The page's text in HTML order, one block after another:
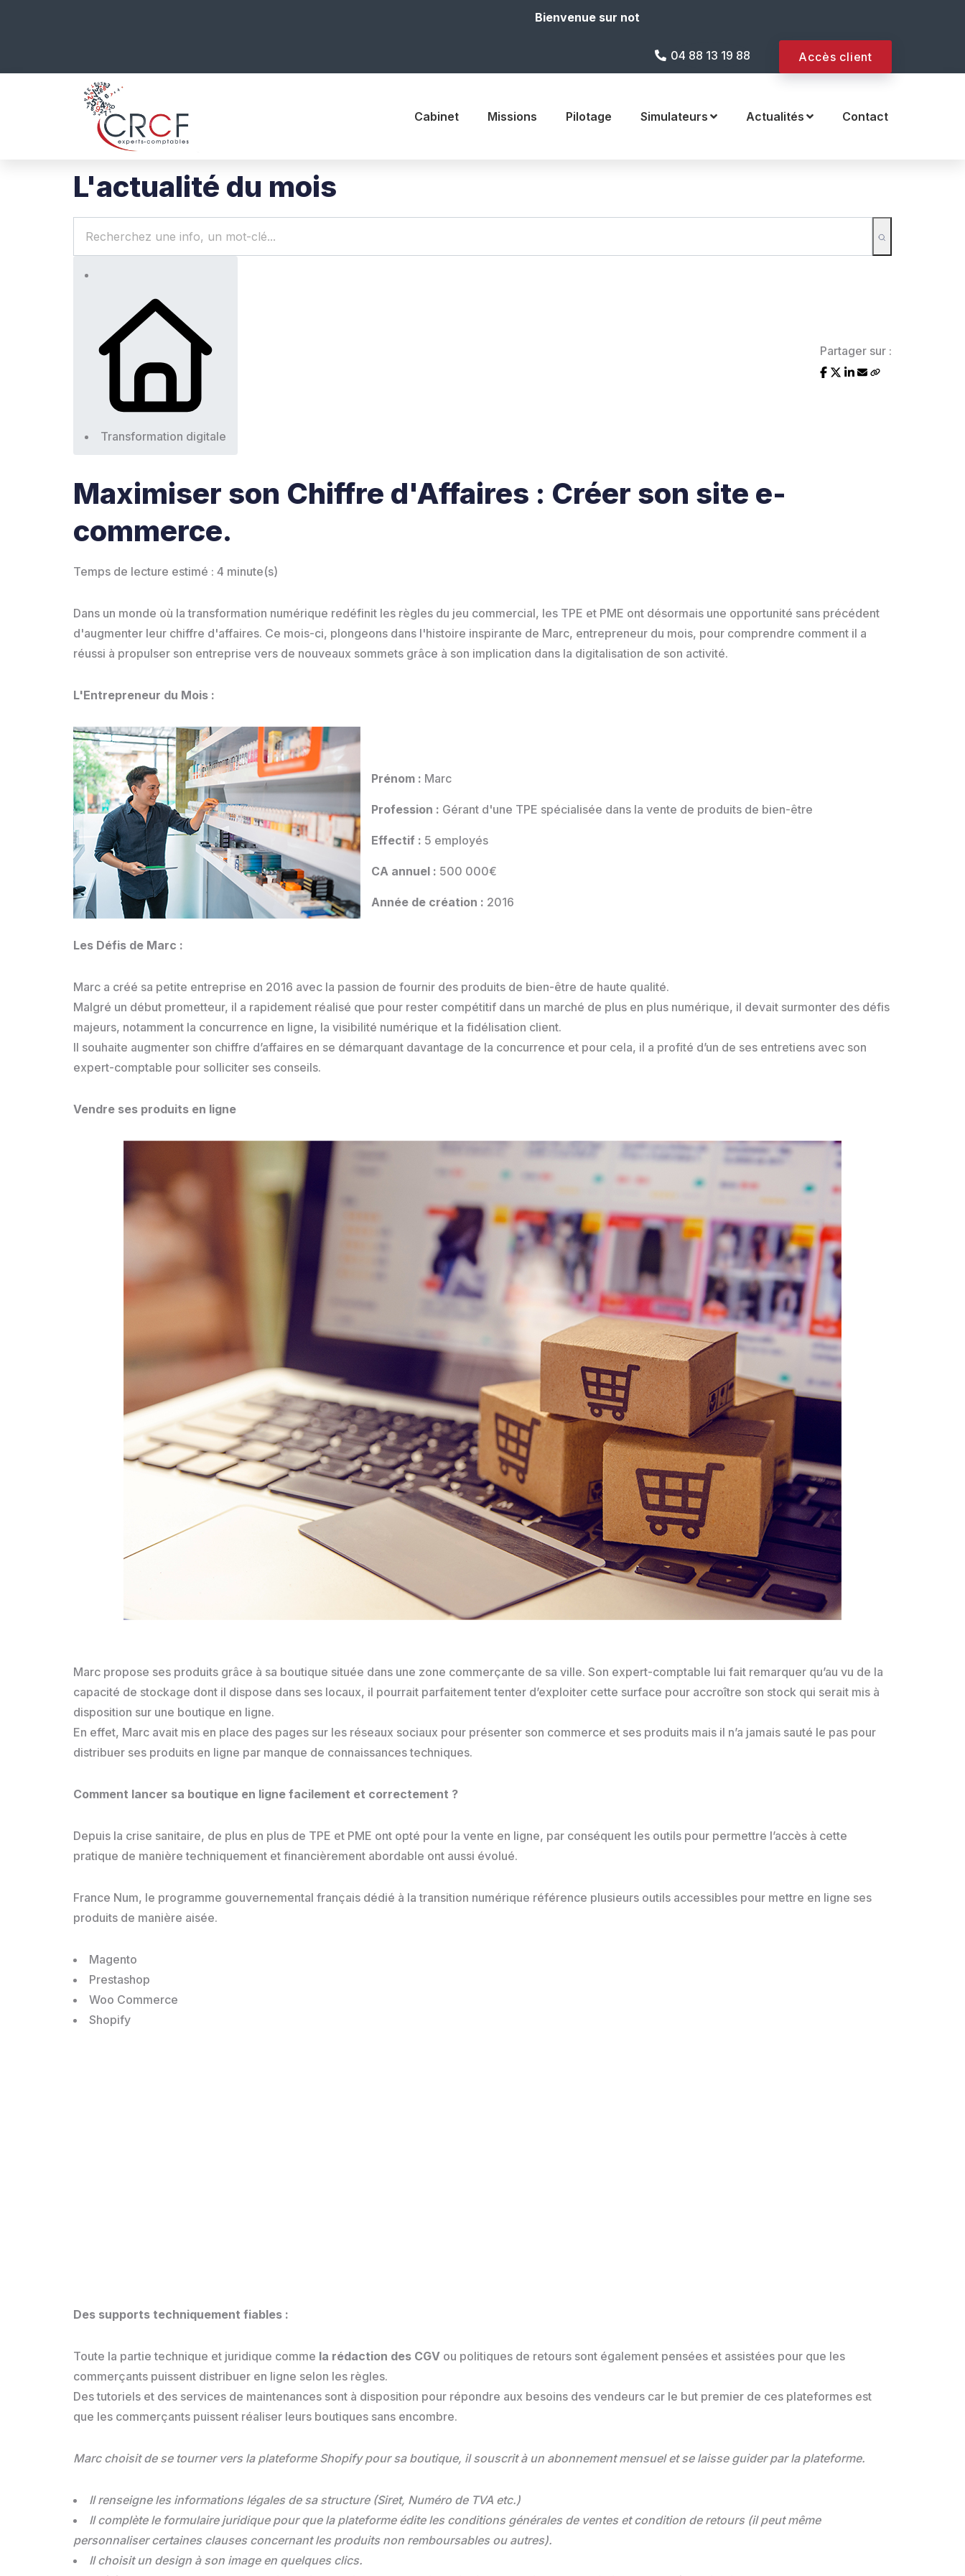
Bienvenue sur notre site internet !
04 88 13 19 88 Accès client
Cabinet Missions Pilotage Simulateurs Actualités Contact
L'actualité du mois
Transformation digitale
Partager sur :
Maximiser son Chiffre d'Affaires : Créer son site e-
commerce.
Temps de lecture estimé : 4 minute(s)
Dans un monde où la transformation numérique redéfinit les règles du jeu commercial, les TPE et PME ont désormais une opportunité sans précédent
d'augmenter leur chiffre d'affaires. Ce mois-ci, plongeons dans l'histoire inspirante de Marc, entrepreneur du mois, pour comprendre comment il a
réussi à propulser son entreprise vers de nouveaux sommets grâce à son implication dans la digitalisation de son activité.
L'Entrepreneur du Mois :
Prénom : Marc
Profession : Gérant d'une TPE spécialisée dans la vente de produits de bien-être
Effectif : 5 employés
CA annuel : 500 000€
Année de création : 2016
Les Défis de Marc :
Marc a créé sa petite entreprise en 2016 avec la passion de fournir des produits de bien-être de haute qualité.
Malgré un début prometteur, il a rapidement réalisé que pour rester compétitif dans un marché de plus en plus numérique, il devait surmonter des défis
majeurs, notamment la concurrence en ligne, la visibilité numérique et la fidélisation client.
Il souhaite augmenter son chiffre d’affaires en se démarquant davantage de la concurrence et pour cela, il a profité d’un de ses entretiens avec son
expert-comptable pour solliciter ses conseils.
Vendre ses produits en ligne
Marc propose ses produits grâce à sa boutique située dans une zone commerçante de sa ville. Son expert-comptable lui fait remarquer qu’au vu de la
capacité de stockage dont il dispose dans ses locaux, il pourrait parfaitement tenter d’exploiter cette surface pour accroître son stock qui serait mis à
disposition sur une boutique en ligne.
En effet, Marc avait mis en place des pages sur les réseaux sociaux pour présenter son commerce et ses produits mais il n’a jamais sauté le pas pour
distribuer ses produits en ligne par manque de connaissances techniques.
Comment lancer sa boutique en ligne facilement et correctement ?
Depuis la crise sanitaire, de plus en plus de TPE et PME ont opté pour la vente en ligne, par conséquent les outils pour permettre l’accès à cette
pratique de manière techniquement et financièrement abordable ont aussi évolué.
France Num, le programme gouvernemental français dédié à la transition numérique référence plusieurs outils accessibles pour mettre en ligne ses
produits de manière aisée.
Magento
Prestashop
Woo Commerce
Shopify
Des supports techniquement fiables :
Toute la partie technique et juridique comme la rédaction des CGV ou politiques de retours sont également pensées et assistées pour que les
commerçants puissent distribuer en ligne selon les règles.
Des tutoriels et des services de maintenances sont à disposition pour répondre aux besoins des vendeurs car le but premier de ces plateformes est
que les commerçants puissent réaliser leurs boutiques sans encombre.
Marc choisit de se tourner vers la plateforme Shopify pour sa boutique, il souscrit à un abonnement mensuel et se laisse guider par la plateforme.
Il renseigne les informations légales de sa structure (Siret, Numéro de TVA etc.)
Il complète le formulaire juridique pour que la plateforme édite les conditions générales de ventes et condition de retours (il peut même
personnaliser certaines clauses concernant les produits non remboursables ou autres).
Il choisit un design à son image en quelques clics.